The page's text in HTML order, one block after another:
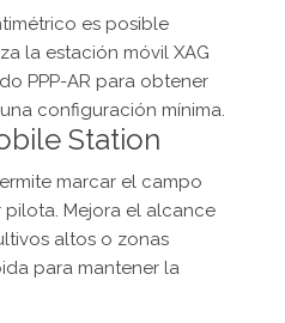
es posible
la estación móvil XAG
PPP-AR para obtener
configuración mínima.
Station
marcar el campo
Mejora el alcance
altos o zonas
para mantener la